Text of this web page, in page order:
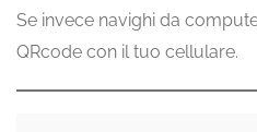
Se invece navighi da
QRcode con il tuo cellulare.